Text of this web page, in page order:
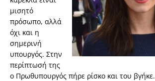
μισητό
πρόσωπο, αλλά
όχι και η
σημερινή
υπουργός. Στην
περίπτωσή της
ο Πρωθυπουργός πήρε ρίσκο και του βγήκε.